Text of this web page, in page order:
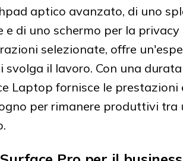
aptico avanzato, di uno
e di uno schermo per la
selezionate, offre
svolga il lavoro. Con una
Laptop fornisce le
per rimanere produttivi tra